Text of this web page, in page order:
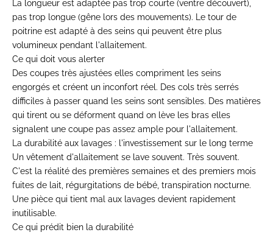
La longueur est adaptée pas trop courte (ventre découvert),
pas trop longue (gêne lors des mouvements). Le tour de
poitrine est adapté à des seins qui peuvent être plus
volumineux pendant l'allaitement.
Ce qui doit vous alerter
Des coupes très ajustées elles compriment les seins
engorgés et créent un inconfort réel. Des cols très serrés
difficiles à passer quand les seins sont sensibles. Des matières
qui tirent ou se déforment quand on lève les bras elles
signalent une coupe pas assez ample pour l'allaitement.
La durabilité aux lavages : l'investissement sur le long terme
Un vêtement d'allaitement se lave souvent. Très souvent.
C'est la réalité des premières semaines et des premiers mois
fuites de lait, régurgitations de bébé, transpiration nocturne.
Une pièce qui tient mal aux lavages devient rapidement
inutilisable.
Ce qui prédit bien la durabilité